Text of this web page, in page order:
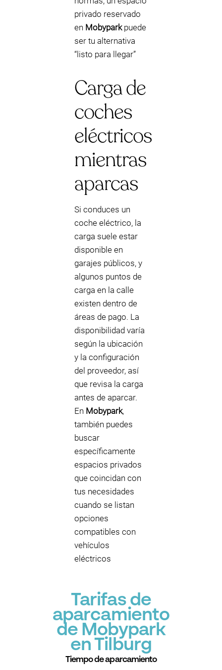
privado reservado
en Mobyparkpuede
ser tu alternativa
“listo para llegar”
Carga de
coches
eléctricos
mientras
aparcas
Si conduces un
coche eléctrico, la
carga suele estar
disponible en
garajes públicos, y
algunos puntos de
carga en la calle
existen dentro de
áreas de pago. La
disponibilidad varía
según la ubicación
y la configuración
del proveedor, así
que revisa la carga
antes de aparcar.
En Mobypark,
también puedes
buscar
específicamente
espacios privados
que coincidan con
tus necesidades
cuando se listan
opciones
compatibles con
vehículos
eléctricos
Tarifas de
aparcamiento
de Mobypark
en Tilburg
Tiempo de aparcamiento